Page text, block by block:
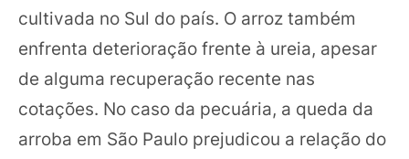
cultivada no Sul do país. O arroz também
enfrenta deterioração frente à ureia, apesar
de alguma recuperação recente nas
cotações. No caso da pecuária, a queda da
arroba em São Paulo prejudicou a relação do